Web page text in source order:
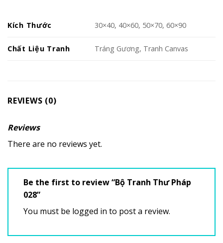
Kích Thước 30×40, 40×60, 50×70, 60×90
Chất Liệu Tranh Tráng Gương, Tranh Canvas
REVIEWS (0)
Reviews
There are no reviews yet.
Be the first to review “Bộ Tranh Thư Pháp
028”
You must be logged in to post a review.